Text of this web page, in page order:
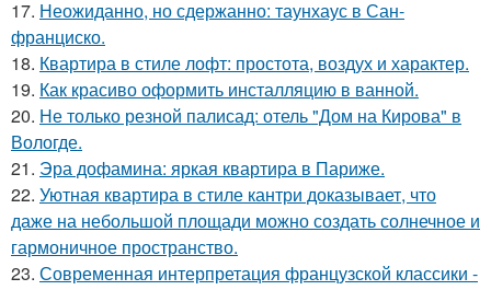
17. Неожиданно, но сдержанно: таунхаус в Сан-
франциско.
18. Квартира в стиле лофт: простота, воздух и характер.
19. Как красиво оформить инсталляцию в ванной.
20. Не только резной палисад: отель "Дом на Кирова" в
Вологде.
21. Эра дофамина: яркая квартира в Париже.
22. Уютная квартира в стиле кантри доказывает, что
даже на небольшой площади можно создать солнечное и
гармоничное пространство.
23. Современная интерпретация французской классики -